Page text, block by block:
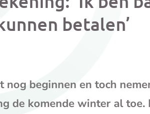
betalen’
nog beginnen en toch
de komende winter al toe.